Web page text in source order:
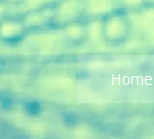
Home